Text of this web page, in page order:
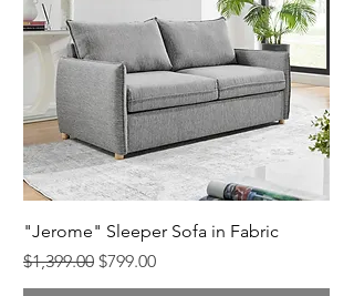
"Jerome" Sleeper Sofa in Fabric
Precio
$1,399.00 Precio de oferta
$799.00